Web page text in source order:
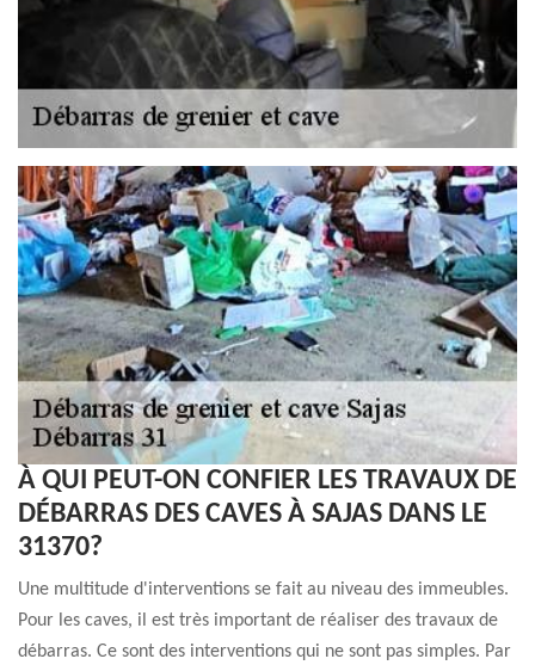
À QUI PEUT-ON CONFIER LES TRAVAUX DE
DÉBARRAS DES CAVES À SAJAS DANS LE
31370?
Une multitude d'interventions se fait au niveau des immeubles.
Pour les caves, il est très important de réaliser des travaux de
débarras. Ce sont des interventions qui ne sont pas simples. Par